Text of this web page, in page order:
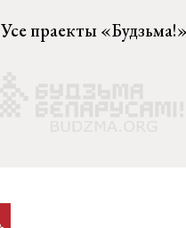
Усе праекты «Будзьма!»